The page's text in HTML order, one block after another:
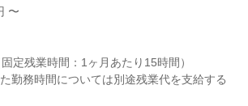
〜
定残業時間：1ヶ月あたり15時間）
勤務時間については別途残業代を支給する